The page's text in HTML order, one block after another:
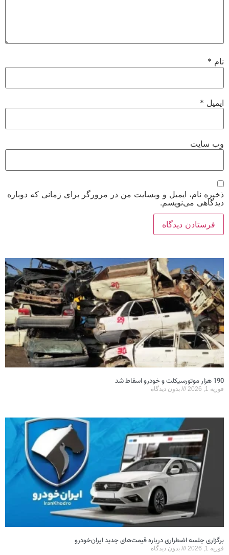
نام*
ایمیل*
وب‌ سایت
ذخیره نام، ایمیل و وبسایت من در مرورگر برای زمانی که دوباره
دیدگاهی می‌نویسم.
190 هزار موتورسیکلت و خودرو اسقاط شد
فوریه 1, 2026 بدون دیدگاه
برگزاری جلسه اضطراری درباره قیمت‌های جدید ایران‌خودرو
فوریه 1, 2026 بدون دیدگاه